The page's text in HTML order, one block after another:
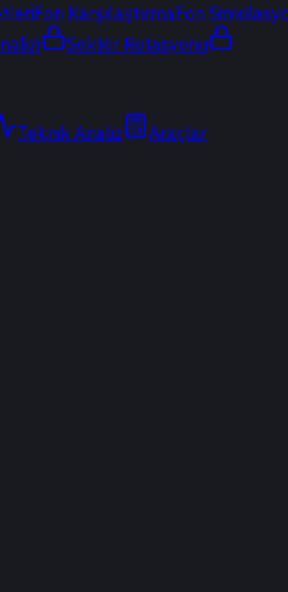
Fon KarşılaştırmaFon
Sektör Rotasyonu
Teknik Analiz
Araçlar